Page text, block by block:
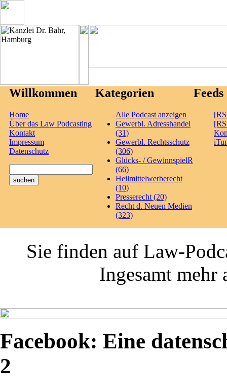
Willkommen
Home
Über das Law Podcasting
Kontakt
Impressum
Datenschutz
Kategorien
Alle Podcast anzeigen
Gewerbl. Adresshandel
(31)
Gewerbl. Rechtsschutz
(306)
Glücks- / GewinnspielR
(66)
Heilmittelwerberecht
(10)
Presserecht (20)
Recht d. Neuen Medien
(323)
Feeds
Sie finden auf Law-
Ingesamt mehr
Facebook: Eine
2